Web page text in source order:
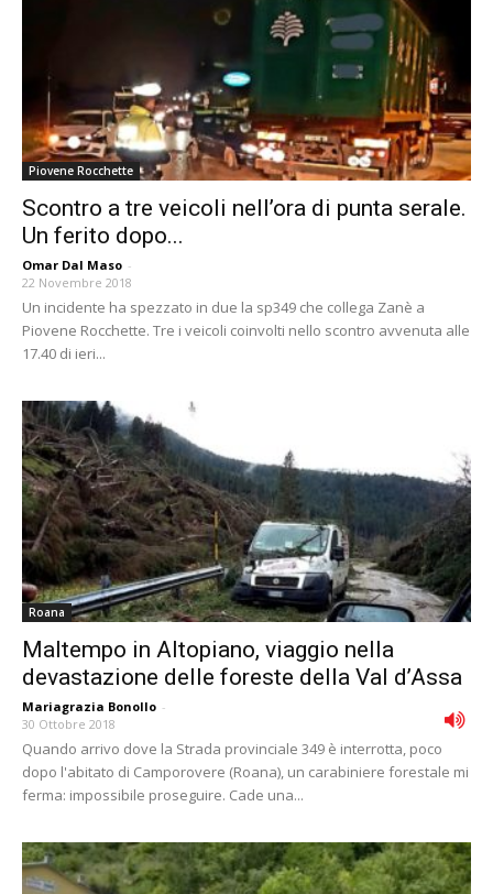
Piovene Rocchette
Scontro a tre veicoli nell’ora di punta serale.
Un ferito dopo...
Omar Dal Maso -
22 Novembre 2018
Un incidente ha spezzato in due la sp349 che collega Zanè a
Piovene Rocchette. Tre i veicoli coinvolti nello scontro avvenuta alle
17.40 di ieri...
Roana
Maltempo in Altopiano, viaggio nella
devastazione delle foreste della Val d’Assa
Mariagrazia Bonollo -
30 Ottobre 2018
Quando arrivo dove la Strada provinciale 349 è interrotta, poco
dopo l'abitato di Camporovere (Roana), un carabiniere forestale mi
ferma: impossibile proseguire. Cade una...